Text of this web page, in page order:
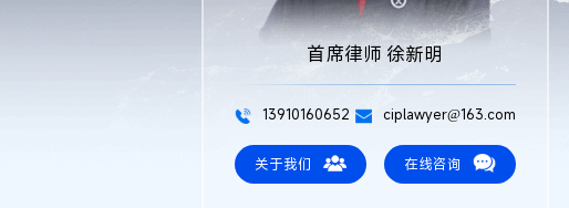
首席律师 徐新明
13910160652 ciplawyer@163.com
关于我们 在线咨询